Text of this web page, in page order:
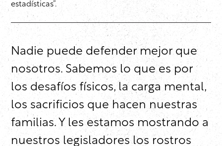
estadísticas”.
Nadie puede defender mejor que
nosotros. Sabemos lo que es por
los desafíos físicos, la carga mental,
los sacrificios que hacen nuestras
familias. Y les estamos mostrando a
nuestros legisladores los rostros